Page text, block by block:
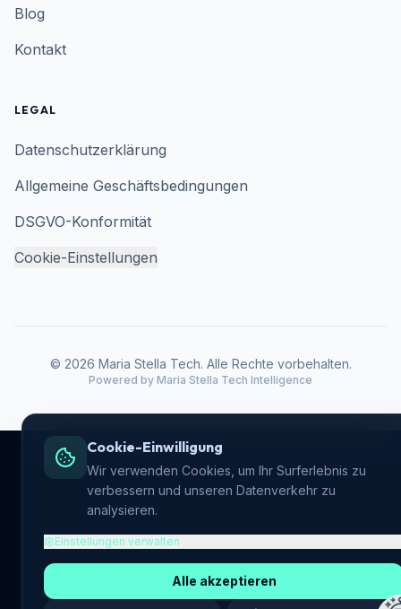
Blog
Kontakt
LEGAL
Datenschutzerklärung
Allgemeine Geschäftsbedingungen
DSGVO-Konformität
Cookie-Einstellungen
© 2026 Maria Stella Tech. Alle Rechte vorbehalten.
Powered by Maria Stella Tech Intelligence
Cookie-Einwilligung
Wir verwenden Cookies, um Ihr Surferlebnis zu
verbessern und unseren Datenverkehr zu
analysieren.
Einstellungen verwalten
Alle akzeptieren